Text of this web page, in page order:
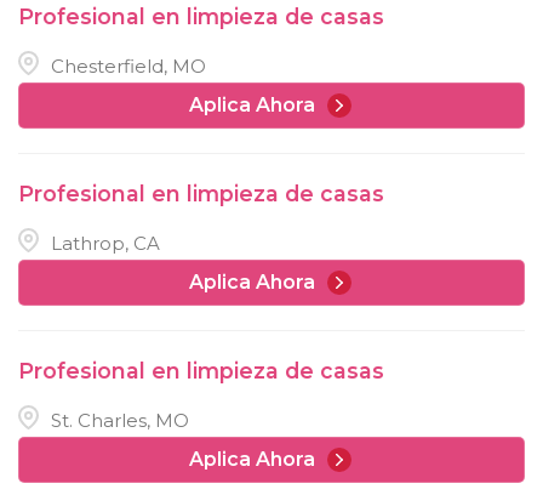
Profesional en limpieza de casas
Chesterfield, MO
Aplica Ahora
Profesional en limpieza de casas
Lathrop, CA
Aplica Ahora
Profesional en limpieza de casas
St. Charles, MO
Aplica Ahora